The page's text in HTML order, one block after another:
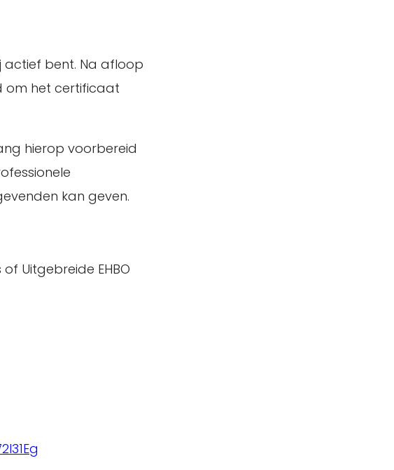
actief bent. Na afloop
om het certificaat
hierop voorbereid
kan geven.
Uitgebreide EHBO